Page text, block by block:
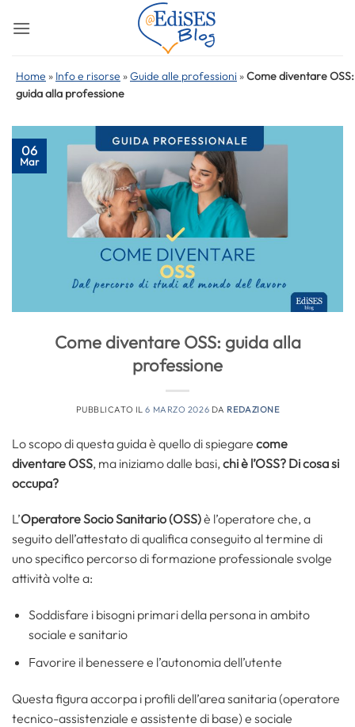
Home » Info e risorse »Guide alle professioni »Come diventare OSS:
guida alla professione
06
Mar
Come diventare OSS: guida alla
professione
PUBBLICATO IL6 MARZO 2026 DA REDAZIONE
Lo scopo di questa guida è quello di spiegare come
diventare OSS, ma iniziamo dalle basi, chi è l’OSS? Di cosa si
occupa?
L’Operatore Socio Sanitario (OSS)è l’operatore che, a
seguito dell’attestato di qualifica conseguito al termine di
uno specifico percorso di formazione professionale svolge
attività volte a:
Soddisfare i bisogni primari della persona in ambito
sociale e sanitario
Favorire il benessere e l’autonomia dell’utente
Questa figura accorpa i profili dell’area sanitaria (operatore
tecnico-assistenziale e assistente di base) e sociale